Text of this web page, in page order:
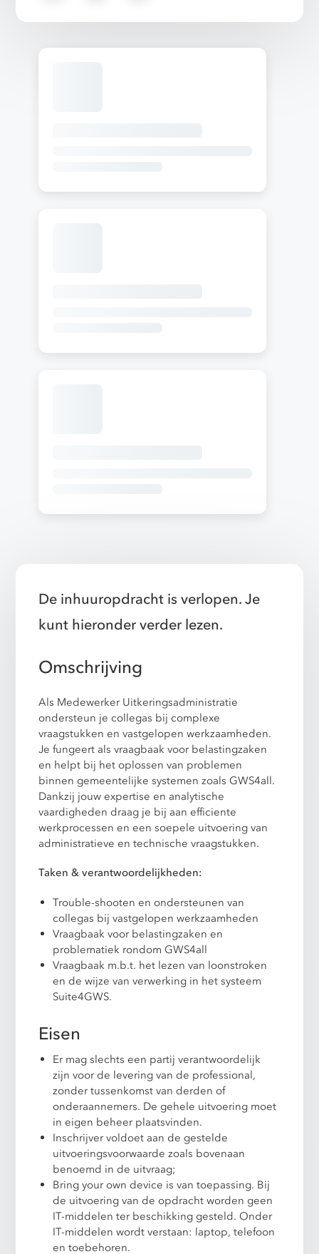
De inhuuropdracht is verlopen. Je
kunt hieronder verder lezen.
Omschrijving
Als Medewerker Uitkeringsadministratie
ondersteun je collegas bij complexe
vraagstukken en vastgelopen werkzaamheden.
Je fungeert als vraagbaak voor belastingzaken
en helpt bij het oplossen van problemen
binnen gemeentelijke systemen zoals GWS4all.
Dankzij jouw expertise en analytische
vaardigheden draag je bij aan efficiente
werkprocessen en een soepele uitvoering van
administratieve en technische vraagstukken.
Taken & verantwoordelijkheden:
Trouble-shooten en ondersteunen van
collegas bij vastgelopen werkzaamheden
Vraagbaak voor belastingzaken en
problematiek rondom GWS4all
Vraagbaak m.b.t. het lezen van loonstroken
en de wijze van verwerking in het systeem
Suite4GWS.
Eisen
Er mag slechts een partij verantwoordelijk
zijn voor de levering van de professional,
zonder tussenkomst van derden of
onderaannemers. De gehele uitvoering moet
in eigen beheer plaatsvinden.
Inschrijver voldoet aan de gestelde
uitvoeringsvoorwaarde zoals bovenaan
benoemd in de uitvraag;
Bring your own device is van toepassing. Bij
de uitvoering van de opdracht worden geen
IT-middelen ter beschikking gesteld. Onder
IT-middelen wordt verstaan: laptop, telefoon
en toebehoren.